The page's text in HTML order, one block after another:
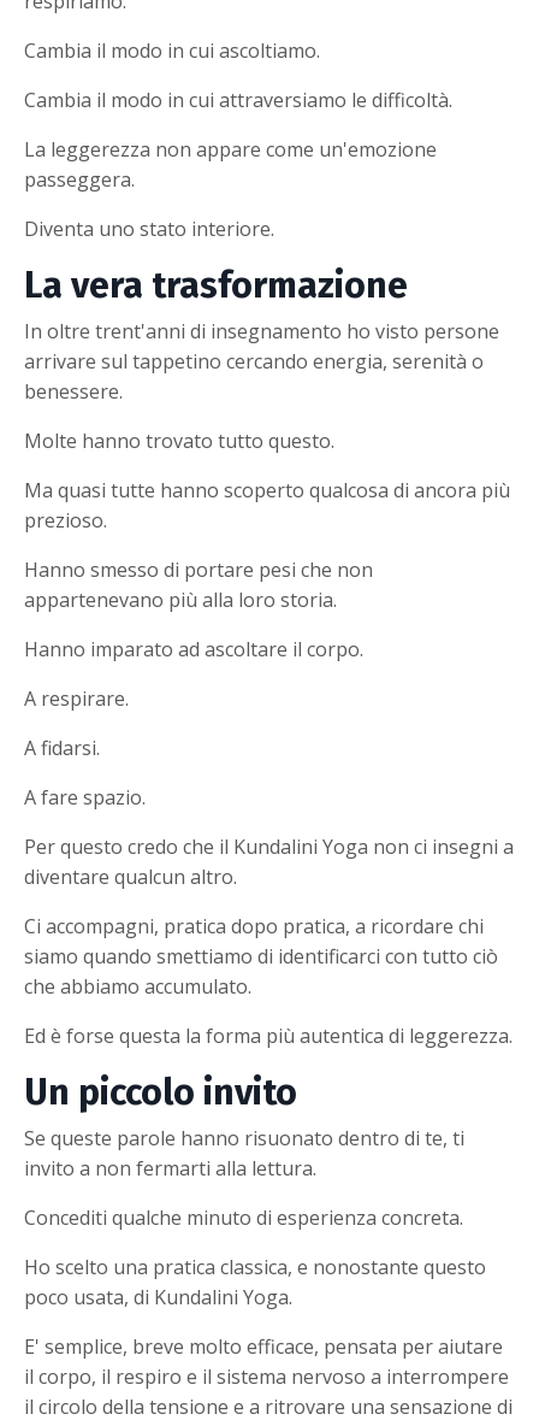
Cambia il modo in cui ascoltiamo.
Cambia il modo in cui attraversiamo le difficoltà.
La leggerezza non appare come un'emozione
passeggera.
Diventa uno stato interiore.
La vera trasformazione
In oltre trent'anni di insegnamento ho visto persone
arrivare sul tappetino cercando energia, serenità o
benessere.
Molte hanno trovato tutto questo.
Ma quasi tutte hanno scoperto qualcosa di ancora più
prezioso.
Hanno smesso di portare pesi che non
appartenevano più alla loro storia.
Hanno imparato ad ascoltare il corpo.
A respirare.
A fidarsi.
A fare spazio.
Per questo credo che il Kundalini Yoga non ci insegni a
diventare qualcun altro.
Ci accompagni, pratica dopo pratica, a ricordare chi
siamo quando smettiamo di identificarci con tutto ciò
che abbiamo accumulato.
Ed è forse questa la forma più autentica di leggerezza.
Un piccolo invito
Se queste parole hanno risuonato dentro di te, ti
invito a non fermarti alla lettura.
Concediti qualche minuto di esperienza concreta.
Ho scelto una pratica classica, e nonostante questo
poco usata, di Kundalini Yoga.
E' semplice, breve molto efficace, pensata per aiutare
il corpo, il respiro e il sistema nervoso a interrompere
il circolo della tensione e a ritrovare una sensazione di